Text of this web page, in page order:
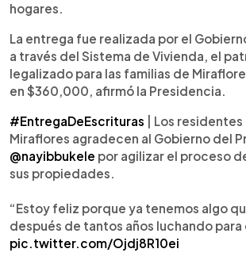
hogares.
La entrega fue realizada por el
a través del Sistema de Vivienda, el
legalizado para las familias de
en $360,000, afirmó la Presidencia.
#EntregaDeEscrituras | Los
Miraflores agradecen al Gobierno del
@nayibbukele por agilizar el proceso
sus propiedades.
“Estoy feliz porque ya tenemos algo
después de tantos años luchando
pic.twitter.com/Ojdj8R10ei